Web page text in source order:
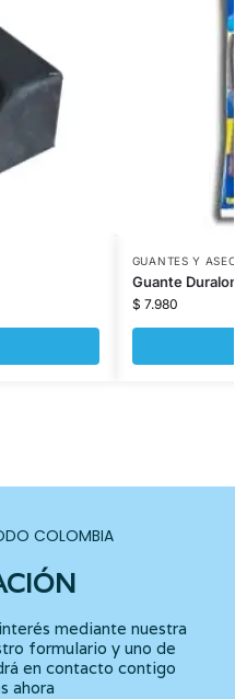
GUANTES Y
Guante
$ 7.980
COLOMBIA
mediante nuestra
formulario y uno de
en contacto contigo
ahora